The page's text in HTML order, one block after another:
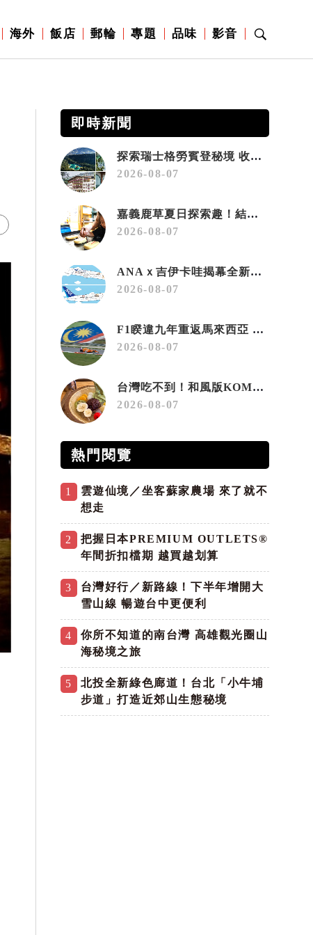
海外 飯店 郵輪 專題 品味 影音
即時新聞
探索瑞士格勞賓登秘境 收藏六種阿爾卑斯夏日療癒之旅
2026-08-07
嘉義鹿草夏日探索趣！結合科學、農場與自然的親子小旅行
2026-08-07
ANAｘ吉伊卡哇揭幕全新彩繪機「Chiikawa JET」
2026-08-07
F1睽違九年重返馬來西亞 三大國際賽事打造10月運動旅遊熱潮 賽車、自行車、路跑同週登場
2026-08-07
台灣吃不到！和風版KOMEDA咖啡讓你吃遍名古屋在地美食
2026-08-07
熱門閱覽
1
雲遊仙境／坐客蘇家農場 來了就不
想走
2
把握日本PREMIUM OUTLETS®
年間折扣檔期 越買越划算
3
台灣好行／新路線！下半年增開大
雪山線 暢遊台中更便利
4
你所不知道的南台灣 高雄觀光圈山
海秘境之旅
5
北投全新綠色廊道！台北「小牛埔
步道」打造近郊山生態秘境